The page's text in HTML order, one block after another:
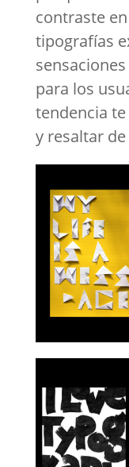
contraste
tipografías
para los
tendencia
y resaltar